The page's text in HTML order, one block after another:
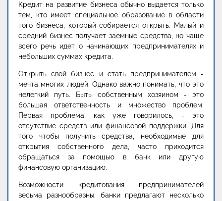
Кредит на развитие бизнеса обычно выдается только
тем, кто имеет специальное образование в области
того бизнеса, который собирается открыть. Малый и
средний бизнес получает заемные средства, но чаще
всего речь идет о начинающих предпринимателях и
небольших суммах кредита.
Открыть свой бизнес и стать предпринимателем -
мечта многих людей. Однако важно понимать, что это
нелегкий путь. Быть собственным хозяином - это
большая ответственность и множество проблем.
Первая проблема, как уже говорилось, - это
отсутствие средств или финансовой поддержки. Для
того чтобы получить средства, необходимые для
открытия собственного дела, часто приходится
обращаться за помощью в банк или другую
финансовую организацию.
Возможности кредитования предпринимателей
весьма разнообразны: банки предлагают несколько